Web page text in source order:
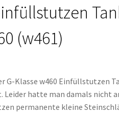
(w461)
G-Klasse w460 Einfüllstutzen
hatte man damals nicht
permanente kleine